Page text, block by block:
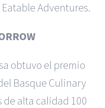
Adventures.
obtuvo el premio
Basque Culinary
de alta calidad 100